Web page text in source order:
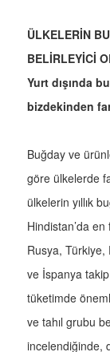
ÜLKELERİN
BELİRLEYİCİ
Yurt dışında
bizdekinden
Buğday ve
göre ülkelerde
ülkelerin yıllık
Hindistan’da
Rusya, Türkiye,
ve İspanya
tüketimde
ve tahıl grubu
incelendiğinde,